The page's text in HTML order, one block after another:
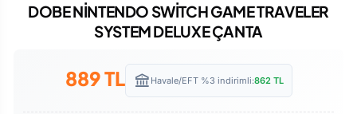
DOBE NİNTENDO SWİTCH GAME TRAVELER
SYSTEM DELUXE ÇANTA
889TL Havale/EFT %3 indirimli:862TL